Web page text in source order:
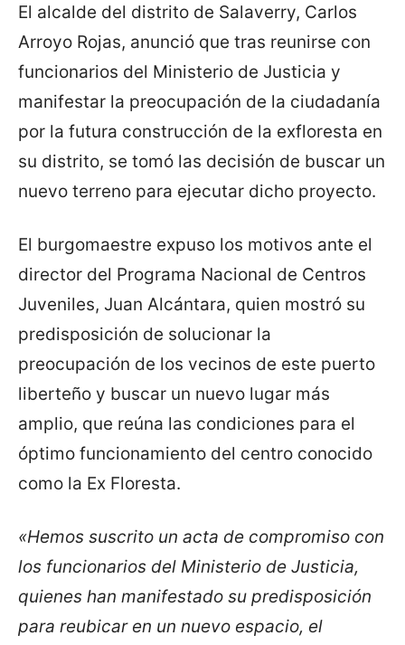
El alcalde del distrito de Salaverry, Carlos
Arroyo Rojas, anunció que tras reunirse con
funcionarios del Ministerio de Justicia y
manifestar la preocupación de la ciudadanía
por la futura construcción de la exfloresta en
su distrito, se tomó las decisión de buscar un
nuevo terreno para ejecutar dicho proyecto.
El burgomaestre expuso los motivos ante el
director del Programa Nacional de Centros
Juveniles, Juan Alcántara, quien mostró su
predisposición de solucionar la
preocupación de los vecinos de este puerto
liberteño y buscar un nuevo lugar más
amplio, que reúna las condiciones para el
óptimo funcionamiento del centro conocido
como la Ex Floresta.
«Hemos suscrito un acta de compromiso con
los funcionarios del Ministerio de Justicia,
quienes han manifestado su predisposición
para reubicar en un nuevo espacio, el